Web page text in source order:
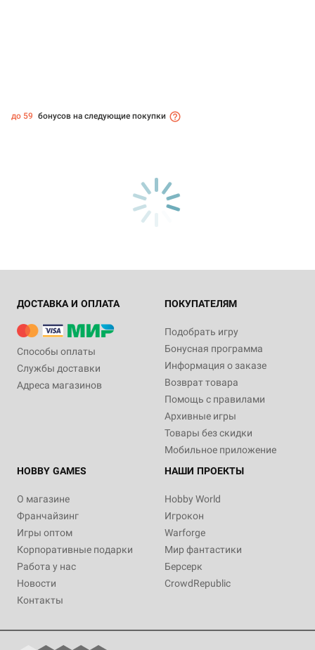
до 59 бонусов на следующие покупки
ДОСТАВКА И ОПЛАТА
Способы оплаты
Службы доставки
Адреса магазинов
ПОКУПАТЕЛЯМ
Подобрать игру
Бонусная программа
Информация о заказе
Возврат товара
Помощь с правилами
Архивные игры
Товары без скидки
Мобильное приложение
HOBBY GAMES
О магазине
Франчайзинг
Игры оптом
Корпоративные подарки
Работа у нас
Новости
Контакты
НАШИ ПРОЕКТЫ
Hobby World
Игрокон
Warforge
Мир фантастики
Берсерк
CrowdRepublic